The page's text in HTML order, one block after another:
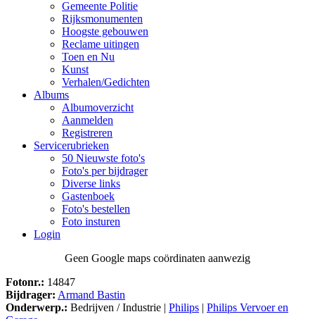
Gemeente Politie
Rijksmonumenten
Hoogste gebouwen
Reclame uitingen
Toen en Nu
Kunst
Verhalen/Gedichten
Albums
Albumoverzicht
Aanmelden
Registreren
Servicerubrieken
50 Nieuwste foto's
Foto's per bijdrager
Diverse links
Gastenboek
Foto's bestellen
Foto insturen
Login
Geen Google maps coördinaten aanwezig
Fotonr.: 14847
Bijdrager: Armand Bastin
Onderwerp.: Bedrijven / Industrie | Philips | Philips Vervoer en